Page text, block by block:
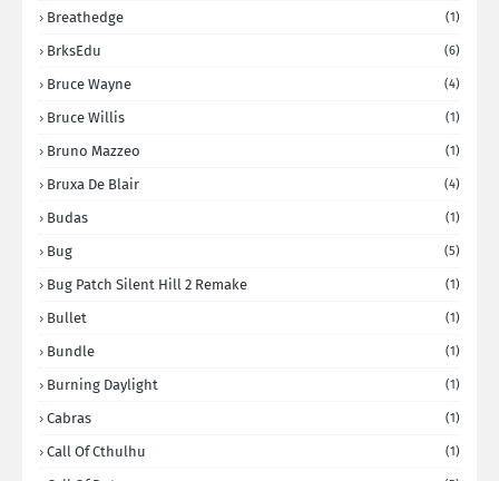
Breathedge (1)
BrksEdu (6)
Bruce Wayne (4)
Bruce Willis (1)
Bruno Mazzeo (1)
Bruxa De Blair (4)
Budas (1)
Bug (5)
Bug Patch Silent Hill 2 Remake (1)
Bullet (1)
Bundle (1)
Burning Daylight (1)
Cabras (1)
Call Of Cthulhu (1)